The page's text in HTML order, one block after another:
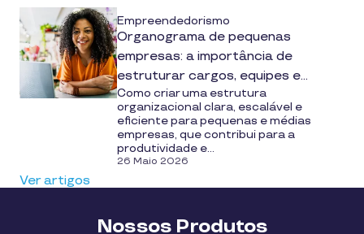
Empreendedorismo
Organograma de pequenas
empresas: a importância de
estruturar cargos, equipes e
crescimento
Como criar uma estrutura
organizacional clara, escalável e
eficiente para pequenas e médias
empresas, que contribui para a
produtividade e...
26 Maio 2026
Ver artigos
Nossos Produtos